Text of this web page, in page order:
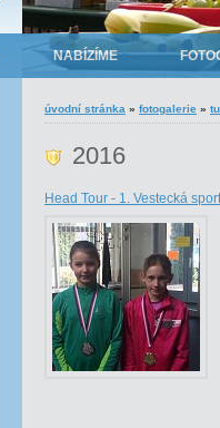
NABÍZÍME
úvodní stránka » fotogalerie »
2016
Head Tour - 1. Vestecká